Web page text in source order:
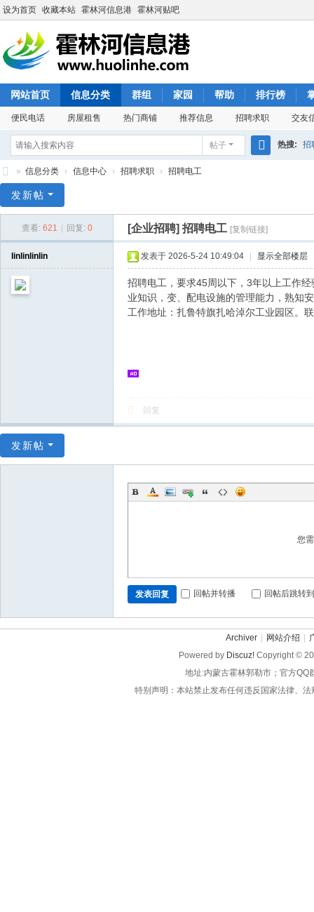
设为首页 收藏本站 霍林河信息港 霍林河贴吧
网站首页 信息分类 群组 家园 帮助 排行榜
便民电话 房屋租售 热门商铺 推荐信息 招聘求职 交友
帖子 热搜: 招
林
» 信息分类 › 信息中心 › 招聘求职 › 招聘电工
发新帖
查看: 621 回复: 0 [企业招聘] 招聘电工 [复制链接]
linlinlinlin 发表于 2026-5-24 10:49:04 显示全部楼层
招聘电工，要求45周以下，3年以上工作
业知识，变、配电设施的管理能力，熟知
工作地址：扎鲁特旗扎哈淖尔工业园区。
回复
发新帖
您
发表回复 回帖并转播 回帖后跳转
Archiver 网站介绍
Powered by Discuz! Copyright ©
地址:内蒙古霍林郭勒市；官方QQ
特别声明：本站禁止发布任何违反国家法律、